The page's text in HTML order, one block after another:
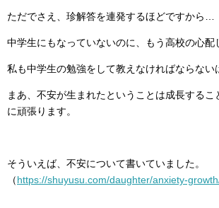
ただでさえ、珍解答を連発するほどですから…
中学生にもなっていないのに、もう高校の心配
私も中学生の勉強をして教えなければならない
まあ、不安が生まれたということは成長する
に頑張ります。
そういえば、不安について書いていました。
（https://shuyusu.com/daughter/anxiety-